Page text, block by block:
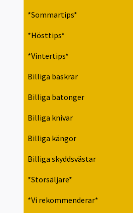
*Sommartips*
*Hösttips*
*Vintertips*
Billiga baskrar
Billiga batonger
Billiga knivar
Billiga kängor
Billiga skyddsvästar
*Storsäljare*
*Vi rekommenderar*